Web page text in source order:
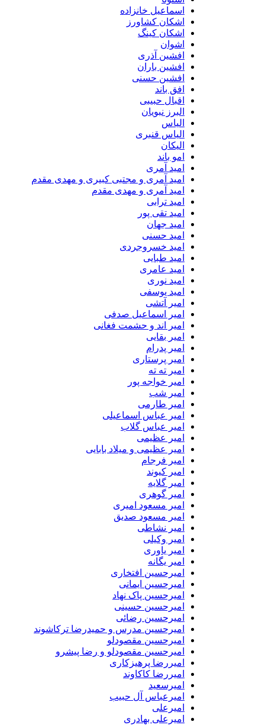
اسماعیل خانزاده
اشکان کشاورز
اشکان کینگ
افشین آذری
افشین باران
افشین حسنی
افق باند
اقبال حبیبی
البرز نبویان
الیاس قنبرى
امو باند
امید آمری
امید آمری و مجتبی کبیری و مهدى مقدم
امید آمری و مهدی مقدم
امید ترابی
امید تقی پور
امید جهان
امید حسنی
امید خسروجردی
امید طبایی
امید عامری
امید نوری
امید یوسفی
امیر آتشی
امیر اسماعیل صدفی
امیر اند و حشمت فغانی
امیر بقایی
امیر پدرام
امیر پرستاری
امیر ته ته
امیر خواجه پور
امیر شب
امیر طارمی
امیر عباس اسماعیلی
امیر عباس گلاب
امیر عظیمی
امیر عظیمی و میلاد بابایی
امیر فرجام
امیر کیوند
امیر گلایه
امیر گوهری
امیر مسعود امیری
امیر مسعود صدیق
امیر نشاطی
امیر وکیلی
امیر یاوری
امیر یگانه
امیرحسین افتخاری
امیرحسین ایمانی
امیرحسین پاک نهاد
امیرحسین حسینی
امیرحسین رضائی
امیرحسین مدرس و حمیدرضا ترکاشوند
امیرحسین مقصودلو
امیرحسین مقصودلو و رضا پیشرو
امیررضا پرهیزکاری
امیررضا کاکاوند
امیرسعید
امیرعباس آل حبیب
امیرعلی
امیرعلی بهادری